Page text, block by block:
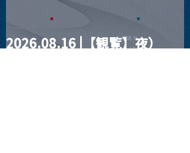
2026.08.16 |【観覧】夜）